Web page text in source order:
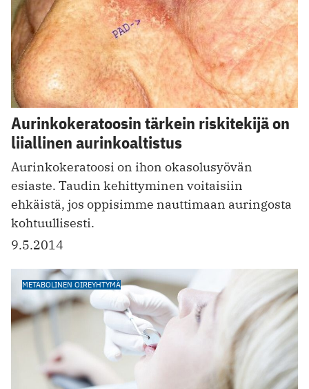
Aurinkokeratoosin tärkein riskitekijä on
liiallinen aurinkoaltistus
Aurinkokeratoosi on ihon okasolusyövän
esiaste. Taudin kehittyminen voitaisiin
ehkäistä, jos oppisimme nauttimaan auringosta
kohtuullisesti.
9.5.2014
METABOLINEN OIREYHTYMÄ